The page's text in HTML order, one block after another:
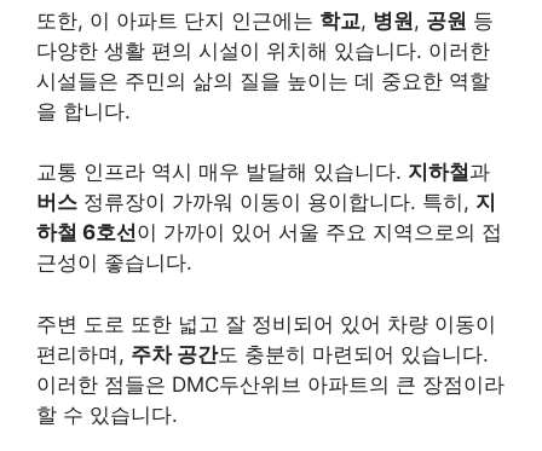
또한, 이 아파트 단지 인근에는 학교, 병원, 공원 등
다양한 생활 편의 시설이 위치해 있습니다. 이러한
시설들은 주민의 삶의 질을 높이는 데 중요한 역할
을 합니다.
교통 인프라 역시 매우 발달해 있습니다. 지하철과
버스 정류장이 가까워 이동이 용이합니다. 특히, 지
하철 6호선이 가까이 있어 서울 주요 지역으로의 접
근성이 좋습니다.
주변 도로 또한 넓고 잘 정비되어 있어 차량 이동이
편리하며, 주차 공간도 충분히 마련되어 있습니다.
이러한 점들은 DMC두산위브 아파트의 큰 장점이라
할 수 있습니다.